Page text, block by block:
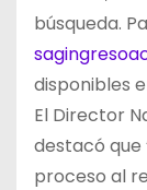
búsqueda.
disponibles
El Director
destacó que
proceso al